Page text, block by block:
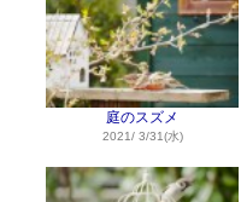
庭のスズメ
2021/ 3/31(水)